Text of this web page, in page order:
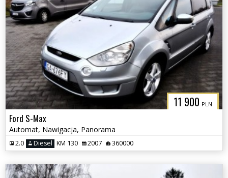
11 900 PLN
Ford S-Max
Automat, Nawigacja, Panorama
2.0 Diesel KM 130 2007 360000